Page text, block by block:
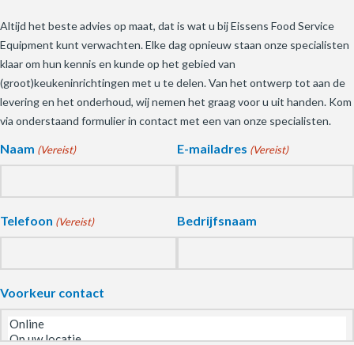
Altijd het beste advies op maat, dat is wat u bij Eissens Food Service
Equipment kunt verwachten. Elke dag opnieuw staan onze specialisten
klaar om hun kennis en kunde op het gebied van
(groot)keukeninrichtingen met u te delen. Van het ontwerp tot aan de
levering en het onderhoud, wij nemen het graag voor u uit handen. Kom
via onderstaand formulier in contact met een van onze specialisten.
Naam (Vereist) E-mailadres (Vereist)
Telefoon (Vereist) Bedrijfsnaam
Voorkeur contact